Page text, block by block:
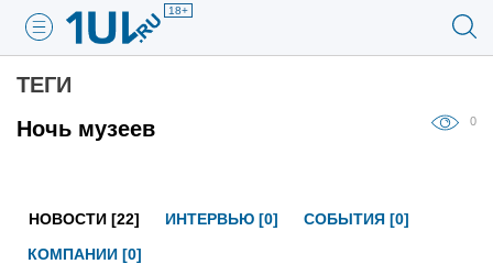
18+
ТЕГИ
Ночь музеев
0
НОВОСТИ [22] ИНТЕРВЬЮ [0]
СОБЫТИЯ [0]
КОМПАНИИ [0]